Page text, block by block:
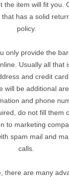
the item will fit you.
has a solid
policy.
only provide the
Usually all that
and credit card
will be additional
and phone
do not fill them
to marketing
spam mail and
calls.
there are many